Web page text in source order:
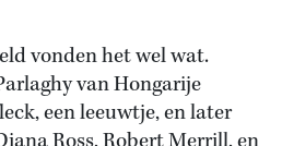
vonden het wel wat.
van Hongarije
een leeuwtje, en later